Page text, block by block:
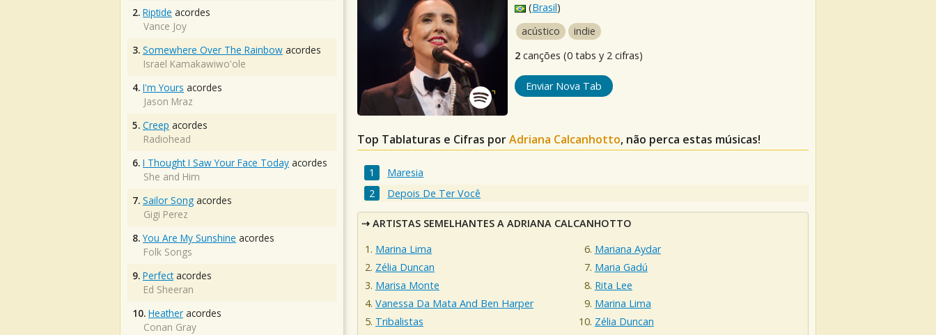
(Brasil)
acústico
indie
2 canções (0 tabs y 2 cifras)
Enviar Nova Tab
Top Tablaturas e Cifras porAdriana Calcanhotto, não perca estas músicas!
Maresia
Depois De Ter Você
ARTISTAS SEMELHANTES A ADRIANA CALCANHOTTO
Marina Lima
Zélia Duncan
Marisa Monte
Vanessa Da Mata And Ben Harper
Tribalistas
Mariana Aydar
Maria Gadú
Rita Lee
Marina Lima
Zélia Duncan
2. Riptide acordes
Vance Joy
3. Somewhere Over The Rainbow acordes
Israel Kamakawiwo'ole
4. I'm Yours acordes
Jason Mraz
5. Creep acordes
Radiohead
6. I Thought I Saw Your Face Today acordes
She and Him
7. Sailor Song acordes
Gigi Perez
8. You Are My Sunshine acordes
Folk Songs
9. Perfectacordes
Ed Sheeran
10. Heather acordes
Conan Gray